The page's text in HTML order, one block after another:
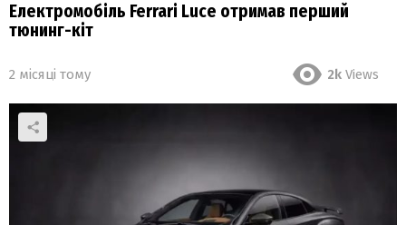
Електромобіль Ferrari Luce отримав перший
тюнинг-кіт
2 місяці тому 2k Views